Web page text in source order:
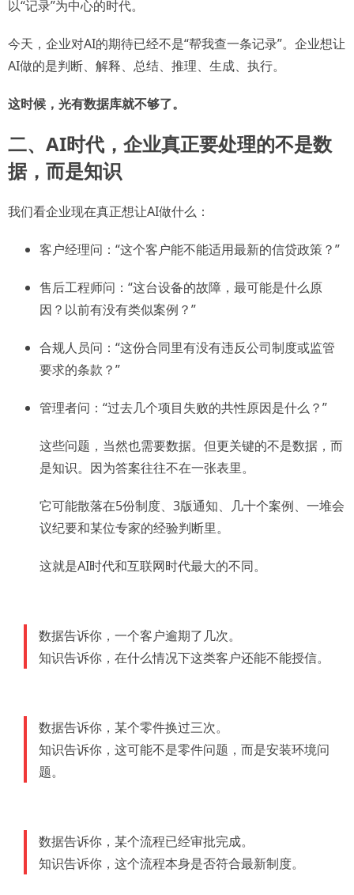
以“记录”为中心的时代。
今天，企业对AI的期待已经不是“帮我查一条记录”。企业想让
AI做的是判断、解释、总结、推理、生成、执行。
这时候，光有数据库就不够了。
二、AI时代，企业真正要处理的不是数
据，而是知识
我们看企业现在真正想让AI做什么：
客户经理问：“这个客户能不能适用最新的信贷政策？”
售后工程师问：“这台设备的故障，最可能是什么原
因？以前有没有类似案例？”
合规人员问：“这份合同里有没有违反公司制度或监管
要求的条款？”
管理者问：“过去几个项目失败的共性原因是什么？”
这些问题，当然也需要数据。但更关键的不是数据，而
是知识。因为答案往往不在一张表里。
它可能散落在5份制度、3版通知、几十个案例、一堆会
议纪要和某位专家的经验判断里。
这就是AI时代和互联网时代最大的不同。
数据告诉你，一个客户逾期了几次。
知识告诉你，在什么情况下这类客户还能不能授信。
数据告诉你，某个零件换过三次。
知识告诉你，这可能不是零件问题，而是安装环境问
题。
数据告诉你，某个流程已经审批完成。
知识告诉你，这个流程本身是否符合最新制度。